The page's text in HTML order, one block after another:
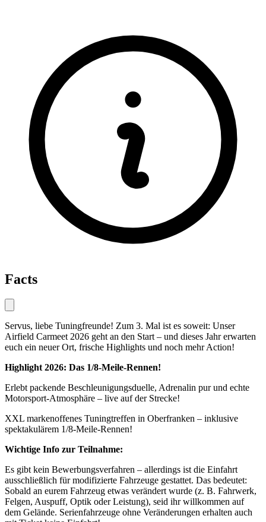
Facts
Servus, liebe Tuningfreunde! Zum 3. Mal ist es soweit: Unser
Airfield Carmeet 2026 geht an den Start – und dieses Jahr erwarten
euch ein neuer Ort, frische Highlights und noch mehr Action!
Highlight 2026: Das 1/8-Meile-Rennen!
Erlebt packende Beschleunigungsduelle, Adrenalin pur und echte
Motorsport-Atmosphäre – live auf der Strecke!
XXL markenoffenes Tuningtreffen in Oberfranken – inklusive
spektakulärem 1/8-Meile-Rennen!
Wichtige Info zur Teilnahme:
Es gibt kein Bewerbungsverfahren – allerdings ist die Einfahrt
ausschließlich für modifizierte Fahrzeuge gestattet. Das bedeutet:
Sobald an eurem Fahrzeug etwas verändert wurde (z. B. Fahrwerk,
Felgen, Auspuff, Optik oder Leistung), seid ihr willkommen auf
dem Gelände. Serienfahrzeuge ohne Veränderungen erhalten auch